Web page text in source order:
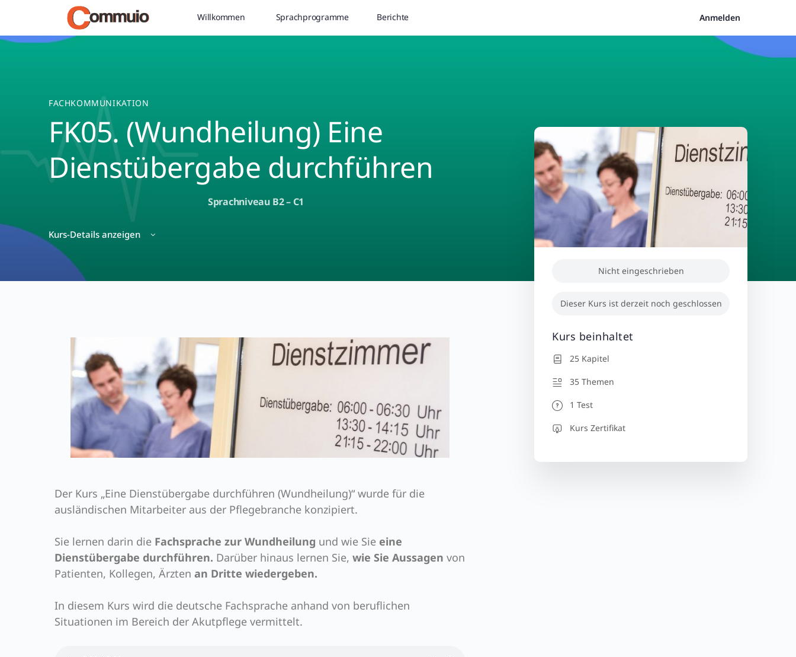
Willkommen Sprachprogramme Berichte Anmelden
FACHKOMMUNIKATION
FK05. (Wundheilung) Eine
Dienstübergabe durchführen
Sprachniveau B2 – C1
Kurs-Details anzeigen
Der Kurs „Eine Dienstübergabe durchführen (Wundheilung)“ wurde für die
ausländischen Mitarbeiter aus der Pflegebranche konzipiert.
Sie lernen darin die Fachsprache zur Wundheilung und wie Sie eine
Dienstübergabe durchführen. Darüber hinaus lernen Sie, wie Sie Aussagen von
Patienten, Kollegen, Ärzten an Dritte wiedergeben.
In diesem Kurs wird die deutsche Fachsprache anhand von beruflichen
Situationen im Bereich der Akutpflege vermittelt.
Nicht eingeschrieben
Dieser Kurs ist derzeit noch geschlossen
Kurs beinhaltet
25 Kapitel
35 Themen
1 Test
Kurs Zertifikat